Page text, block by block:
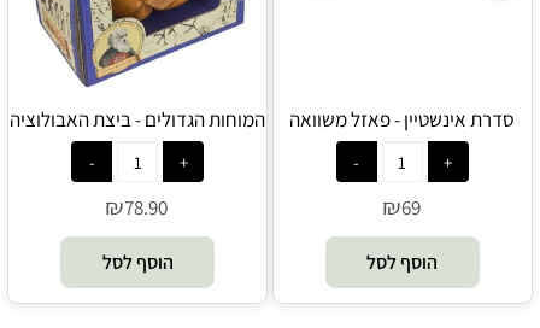
סדרת אינשטיין - פאזל משוואה
ממתכת - Professor Puzzle
₪69
הוסף לסל
המוחות הגדולים - ביצת האבולוציה
של דרווין - Professor Puzzle
₪78.90
הוסף לסל